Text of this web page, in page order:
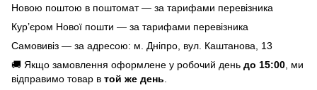
Новою поштою в поштомат — за тарифами перевізника
Кур’єром Нової пошти — за тарифами перевізника
Самовивіз — за адресою: м. Дніпро, вул. Каштанова, 13
🚚 Якщо замовлення оформлене у робочий день до 15:00 , ми
відправимо товар в той же день